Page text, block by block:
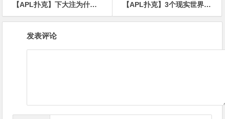
【APL扑克】下大注为什么更容易被“精确读牌”？
【APL扑克】3个现实世界最优策略，适用于99%的牌局
发表评论